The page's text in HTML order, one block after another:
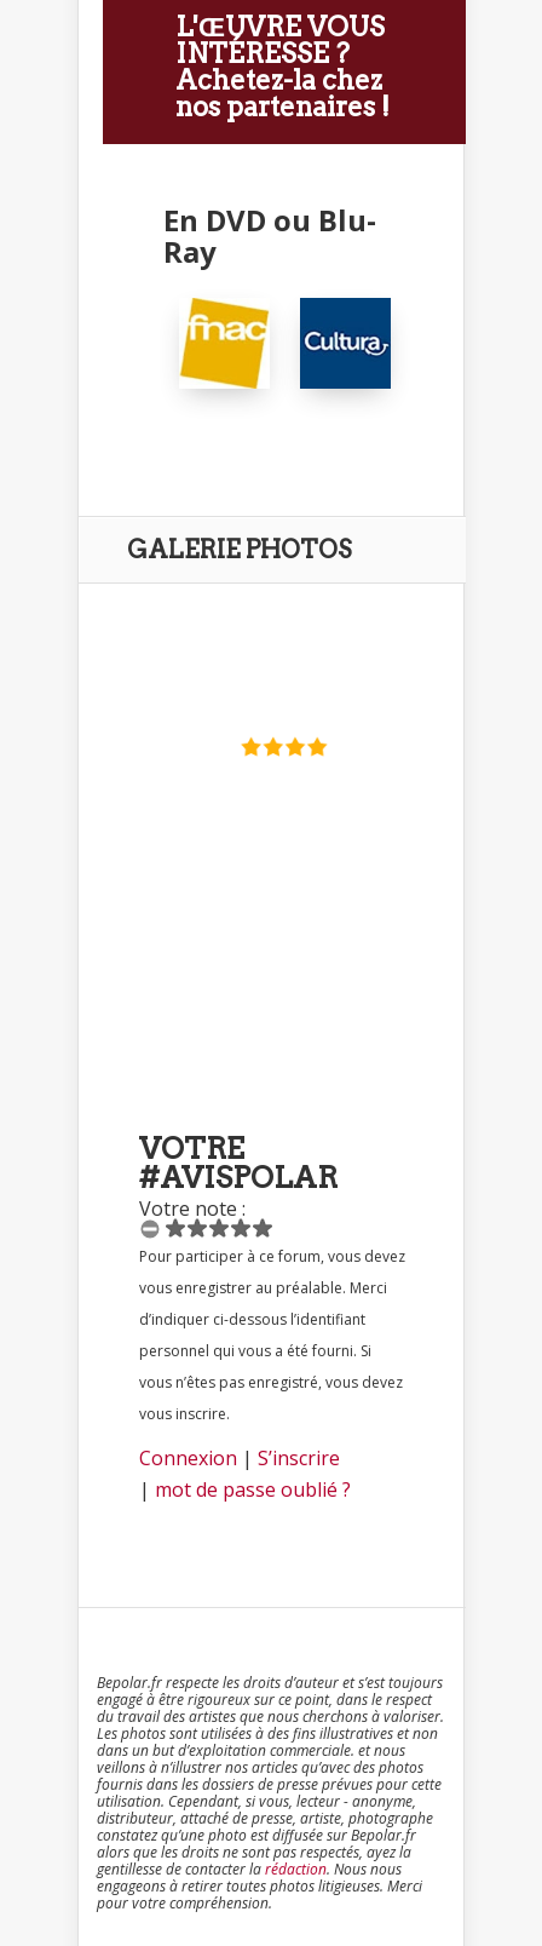
L'ŒUVRE VOUS
INTÉRESSE ?
Achetez-la chez
nos partenaires !
En DVD ou Blu-
Ray
GALERIE PHOTOS
VOTRE
#AVISPOLAR
Votre note :
Pour participer à ce forum, vous devez
vous enregistrer au préalable. Merci
d’indiquer ci-dessous l’identifiant
personnel qui vous a été fourni. Si
vous n’êtes pas enregistré, vous devez
vous inscrire.
Connexion | S’inscrire
| mot de passe oublié ?
Bepolar.fr respecte les droits d’auteur et s’est toujours
engagé à être rigoureux sur ce point, dans le respect
du travail des artistes que nous cherchons à valoriser.
Les photos sont utilisées à des fins illustratives et non
dans un but d’exploitation commerciale. et nous
veillons à n’illustrer nos articles qu’avec des photos
fournis dans les dossiers de presse prévues pour cette
utilisation. Cependant, si vous, lecteur - anonyme,
distributeur, attaché de presse, artiste, photographe
constatez qu’une photo est diffusée sur Bepolar.fr
alors que les droits ne sont pas respectés, ayez la
gentillesse de contacter larédaction. Nous nous
engageons à retirer toutes photos litigieuses. Merci
pour votre compréhension.